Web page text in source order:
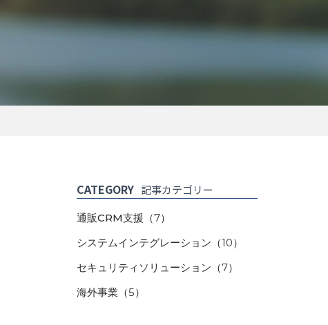
CATEGORY 記事カテゴリー
通販CRM支援 （7）
システムインテグレーション （10）
セキュリティソリューション （7）
海外事業 （5）